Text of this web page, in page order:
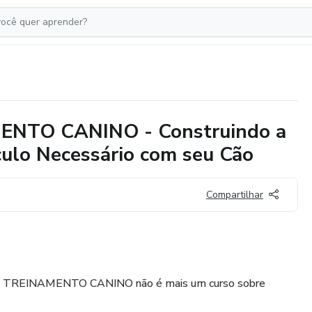
CANINO - Construindo a
Necessário com seu Cão
Compartilhar
CANINO não é mais um curso sobre